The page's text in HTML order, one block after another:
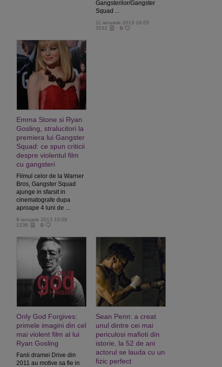
Gangsterilor/Gangster
Squad ...
11 ianuarie 2013 18:05
3531
0
Emma Stone si Ryan
Gosling, stralucitori la
premiera lui Gangster
Squad: ce spun criticii
despre violentul film
cu gangsteri
Filmul celor de la Warner
Bros, Gangster Squad
ajunge in sfarsit in
cinematografe dupa
aproape 4 luni de ...
8 ianuarie 2013 10:08
1236
0
Only God Forgives:
primele imagini din cel
mai violent film al lui
Ryan Gosling
Fanii dramei Drive din
2011 au motive sa fie in
Sean Penn: a creat
unul dintre cei mai
periculosi mafioti din
istorie, la 52 de ani
actorul se lauda cu un
fizic perfect